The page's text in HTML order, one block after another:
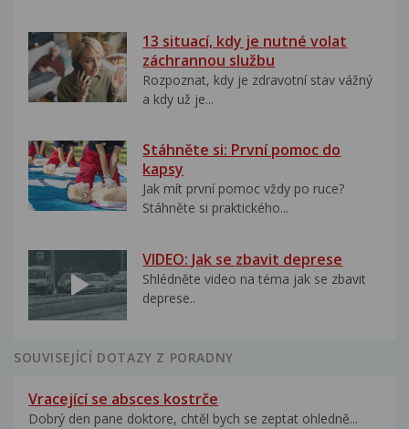
13 situací, kdy je nutné volat
záchrannou službu
Rozpoznat, kdy je zdravotní stav vážný
a kdy už je...
Stáhněte si: První pomoc do
kapsy
Jak mít první pomoc vždy po ruce?
Stáhněte si praktického...
VIDEO: Jak se zbavit deprese
Shlédněte video na téma jak se zbavit
deprese..
SOUVISEJÍCÍ DOTAZY Z PORADNY
Vracející se absces kostrče
Dobrý den pane doktore, chtěl bych se zeptat ohledně...